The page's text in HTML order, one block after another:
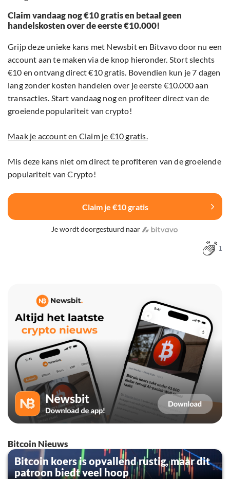
Claim vandaag nog €10 gratis en betaal geen
handelskosten over de eerste €10.000!
Grijp deze unieke kans met Newsbit en Bitvavo door nu een
account aan te maken via de knop hieronder. Stort slechts
€10 en ontvang direct €10 gratis. Bovendien kun je 7 dagen
lang zonder kosten handelen over je eerste €10.000 aan
transacties. Start vandaag nog en profiteer direct van de
groeiende populariteit van crypto!
Maak je account en Claim je €10 gratis.
Mis deze kans niet om direct te profiteren van de groeiende
populariteit van Crypto!
Claim je €10 gratis
Je wordt doorgestuurd naar
1
Bitcoin Nieuws
Bitcoin koers is opvallend rustig, maar dit
patroon biedt veel hoop